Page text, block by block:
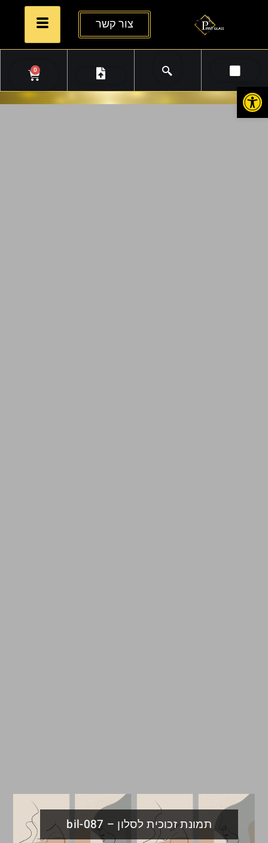
פתח סרגל נגישות
צור קשר
0
תמונת זכוכית לסלון – bil-087